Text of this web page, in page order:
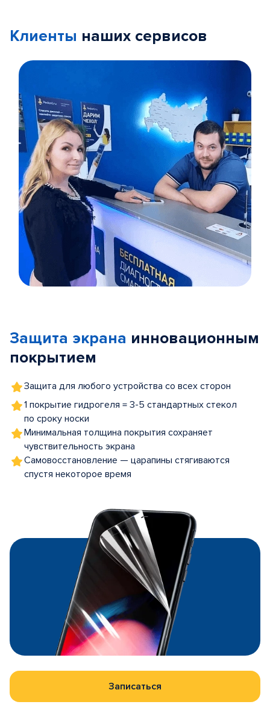
Клиенты наших сервисов
5
Защита экрана инновационным
покрытием
Защита для любого устройства со всех сторон
1 покрытие гидрогеля = 3-5 стандартных стекол
по сроку носки
Минимальная толщина покрытия сохраняет
чувствительность экрана
Самовосстановление — царапины стягиваются
спустя некоторое время
Записаться